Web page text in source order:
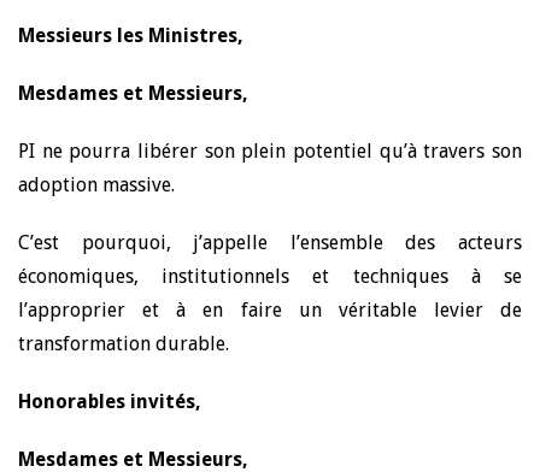
Messieurs les Ministres,
Mesdames et Messieurs,
PI ne pourra libérer son plein potentiel qu’à travers son
adoption massive.
C’est pourquoi, j’appelle l’ensemble des acteurs
économiques, institutionnels et techniques à se
l’approprier et à en faire un véritable levier de
transformation durable.
Honorables invités,
Mesdames et Messieurs,